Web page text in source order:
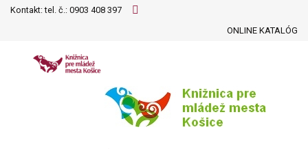
Kontakt: tel. č.: 0903 408 397
ONLINE KATALÓG